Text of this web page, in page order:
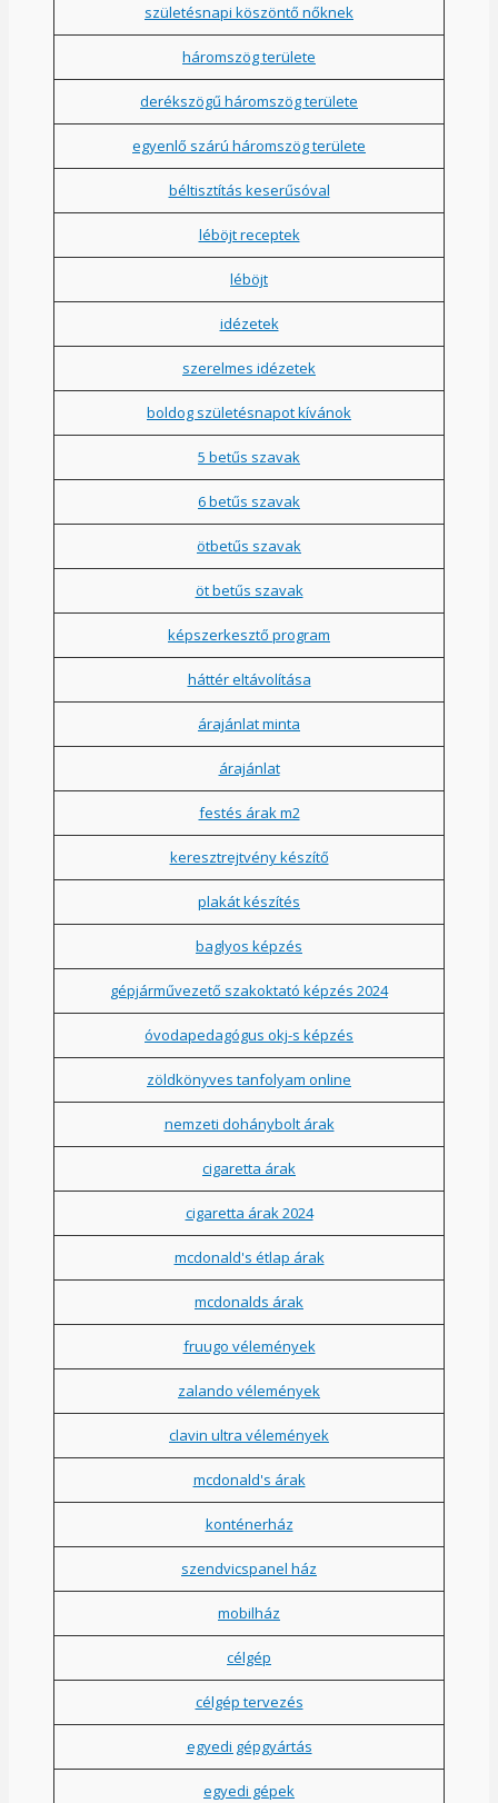
születésnapi köszöntő nőknek
háromszög területe
derékszögű háromszög területe
egyenlő szárú háromszög területe
béltisztítás keserűsóval
léböjt receptek
léböjt
idézetek
szerelmes idézetek
boldog születésnapot kívánok
5 betűs szavak
6 betűs szavak
ötbetűs szavak
öt betűs szavak
képszerkesztő program
háttér eltávolítása
árajánlat minta
árajánlat
festés árak m2
keresztrejtvény készítő
plakát készítés
baglyos képzés
gépjárművezető szakoktató képzés 2024
óvodapedagógus okj-s képzés
zöldkönyves tanfolyam online
nemzeti dohánybolt árak
cigaretta árak
cigaretta árak 2024
mcdonald's étlap árak
mcdonalds árak
fruugo vélemények
zalando vélemények
clavin ultra vélemények
mcdonald's árak
konténerház
szendvicspanel ház
mobilház
célgép
célgép tervezés
egyedi gépgyártás
egyedi gépek